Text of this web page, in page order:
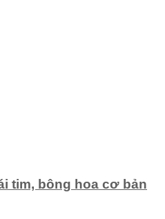
tim, bông hoa cơ bản